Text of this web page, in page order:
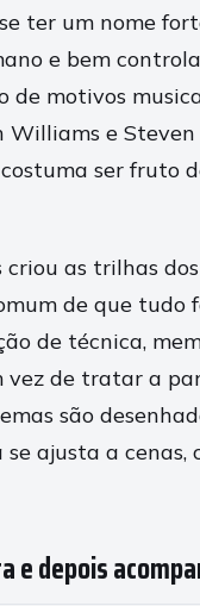
ter um nome
e bem
motivos
Williams e
ser fruto
as trilhas
de que tudo
de técnica,
de tratar a
são
ajusta a cenas,
e depois